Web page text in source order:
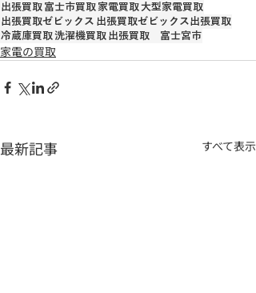
出張買取 富士市買取 家電買取大型家電買取
出張買取ゼビックス 出張買取ゼビックス出張買取
冷蔵庫買取洗濯機買取 出張買取 富士宮市
家電の買取
最新記事 すべて表示